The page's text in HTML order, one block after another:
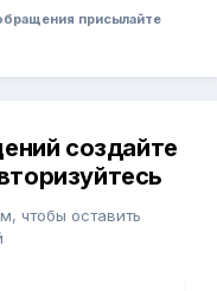
присылайте
создайте
чтобы оставить